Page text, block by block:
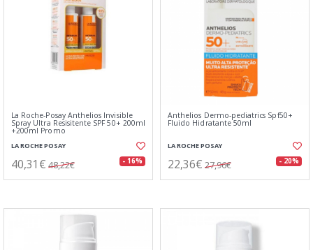
La Roche-Posay Anthelios Invisible
Spray Ultra Resisitente SPF 50+ 200ml
+200ml Promo
LA ROCHE POSAY
40,31€ 48,22€ - 16%
Anthelios Dermo-pediatrics Spf50+
Fluido Hidratante 50ml
LA ROCHE POSAY
22,36€ 27,96€ - 20%